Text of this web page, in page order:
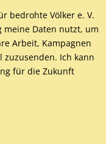
bedrohte Völker e. V.
meine Daten nutzt, um
Arbeit, Kampagnen
zuzusenden. Ich kann
für die Zukunft